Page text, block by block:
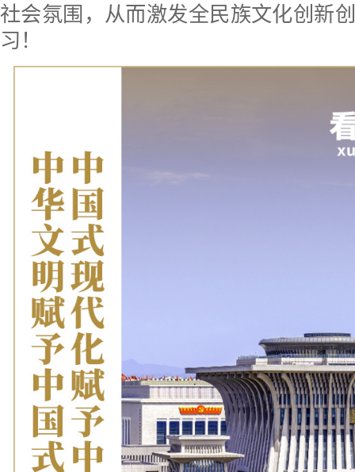
社会氛围，从而激发全民族文化创新
习！